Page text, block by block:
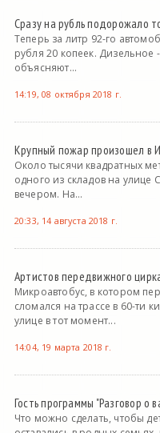
Сразу на рубль подорожало
Теперь за литр 92-го
рубля 20 копеек. Дизельное
объясняют...
14:19, 08 октября 2018 г.
Крупный пожар произошел в
Около тысячи квадратных
одного из складов на улице
вечером. На...
20:33, 14 августа 2018 г.
Артистов передвижного
Микроавтобус, в котором
сломался на трассе в 60-ти
улице в тот момент...
14:04, 19 марта 2018 г.
Гость программы "Разговор о
Что можно сделать, чтобы